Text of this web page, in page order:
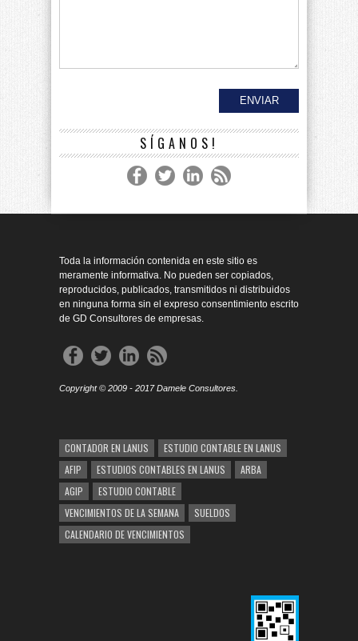
SÍGANOS!
Toda la información contenida en este sitio es
meramente informativa. No pueden ser copiados,
reproducidos, publicados, transmitidos ni distribuidos
en ninguna forma sin el expreso consentimiento escrito
de GD Consultores de empresas.
Copyright © 2009 - 2017 Damele Consultores.
CONTADOR EN LANUS
ESTUDIO CONTABLE EN LANUS
AFIP
ESTUDIOS CONTABLES EN LANUS
ARBA
AGIP
ESTUDIO CONTABLE
VENCIMIENTOS DE LA SEMANA
SUELDOS
CALENDARIO DE VENCIMIENTOS